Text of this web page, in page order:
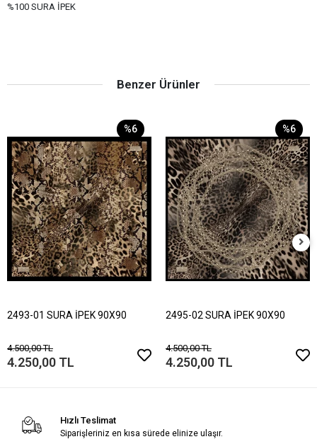
%100 SURA İPEK
Benzer Ürünler
%6
2493-01 SURA İPEK 90X90
4.500,00 TL
4.250,00 TL
%6
2495-02 SURA İPEK 90X90
4.500,00 TL
4.250,00 TL
Hızlı Teslimat
Siparişleriniz en kısa sürede elinize ulaşır.